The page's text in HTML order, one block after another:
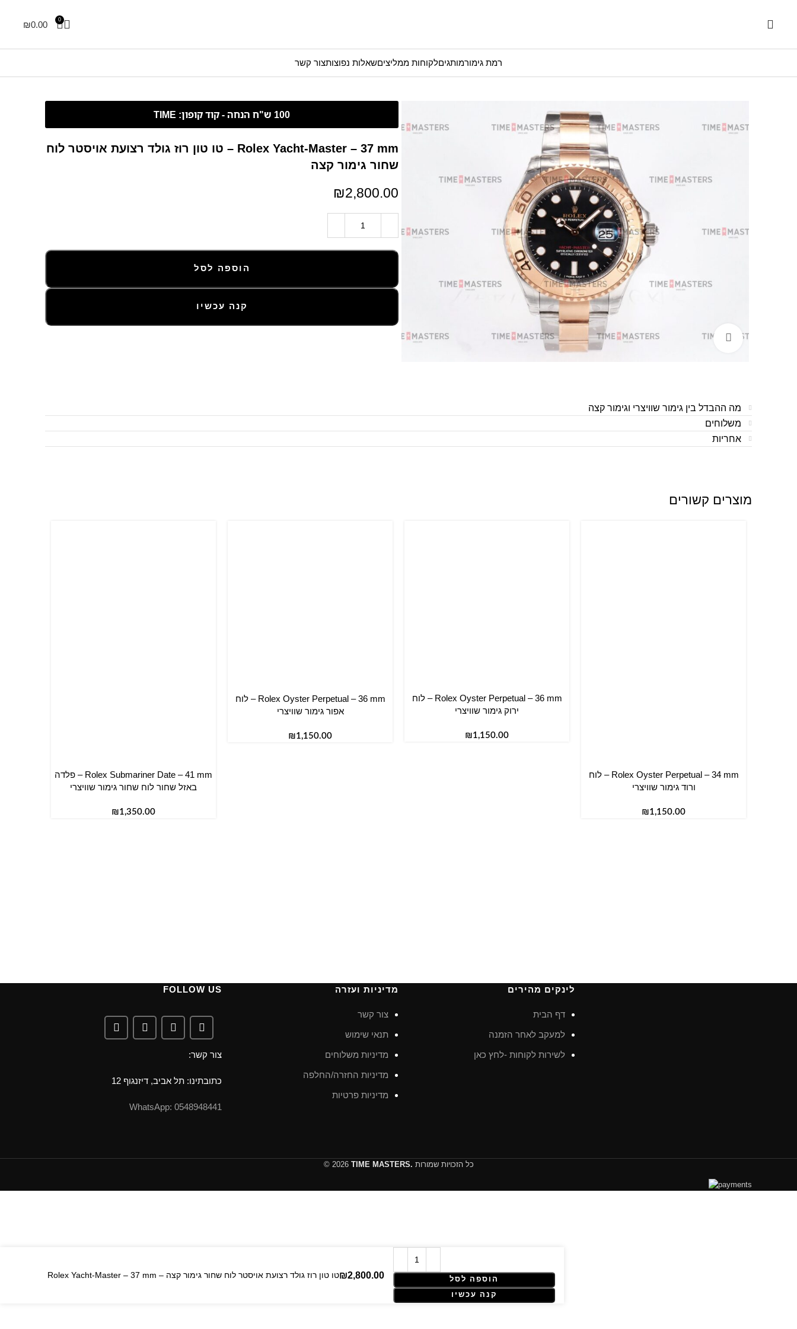
0
₪0.00
רמת גימורמותגיםלקוחות ממליציםשאלות נפוצותצור קשר
לחצו להגדלה
Rolex Yacht-Master – 37 mm – טו טון רוז גולד רצועת אויסטר לוח
שחור גימור קצה
₪
הוספה לסל
קנה עכשיו
מה ההבדל בין גימור שוויצרי וגימור קצה
משלוחים
אחריות
מוצרים קשורים
הוספה לסל
Rolex Oyster Perpetual – 34 mm – לוח
ורוד גימור שוויצרי
₪
הוספה לסל
Rolex Oyster Perpetual – 36 mm – לוח
ירוק גימור שוויצרי
₪
הוספה לסל
Rolex Oyster Perpetual – 36 mm – לוח
אפור גימור שוויצרי
₪
הוספה לסל
Rolex Submariner Date – 41 mm – פלדה
באזל שחור לוח שחור גימור שוויצרי
₪
לינקים מהירים
דף הבית
למעקב לאחר הזמנה
לשירות לקוחות -לחץ כאן
מדיניות ועזרה
צור קשר
תנאי שימוש
מדיניות משלוחים
מדיניות החזרה/החלפה
מדיניות פרטיות
FOLLOW US
צור קשר:
כתובתינו: תל אביב, דיזנגוף 12
0548948441 :WhatsApp
© 2026 TIME MASTERS. כל הזכויות שמורות
Rolex Yacht-Master – 37 mm – טו טון רוז גולד רצועת אויסטר לוח שחור גימור קצה
הוספה לסל
קנה עכשיו